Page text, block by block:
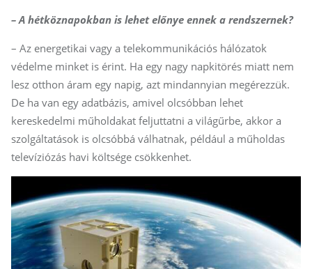
– A hétköznapokban is lehet előnye ennek a rendszernek?
– Az energetikai vagy a telekommunikációs hálózatok
védelme minket is érint. Ha egy nagy napkitörés miatt nem
lesz otthon áram egy napig, azt mindannyian megérezzük.
De ha van egy adatbázis, amivel olcsóbban lehet
kereskedelmi műholdakat feljuttatni a világűrbe, akkor a
szolgáltatások is olcsóbbá válhatnak, például a műholdas
televíziózás havi költsége csökkenhet.